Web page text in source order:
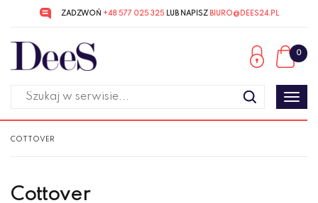
do menu
głównego
do
menu
w
ZADZWOŃ +48 577 025 325LUB NAPISZ BIURO@DEES24.PL
0
COTTOVER
Cottover